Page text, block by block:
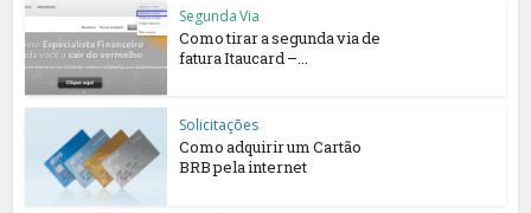
Segunda Via
Como tirar a segunda via de
fatura Itaucard –...
Solicitações
Como adquirir um Cartão
BRB pela internet